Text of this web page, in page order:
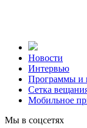
Новости
Интервью
Программы и
Сетка
Мобильное
Мы в соцсетях